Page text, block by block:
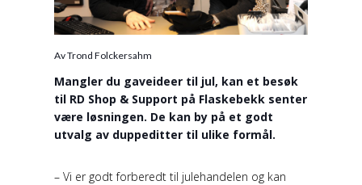
Av Trond Folckersahm
Mangler du gaveideer til jul, kan et besøk
til RD Shop & Support på Flaskebekk senter
være løsningen. De kan by på et godt
utvalg av duppeditter til ulike formål.
– Vi er godt forberedt til julehandelen og kan